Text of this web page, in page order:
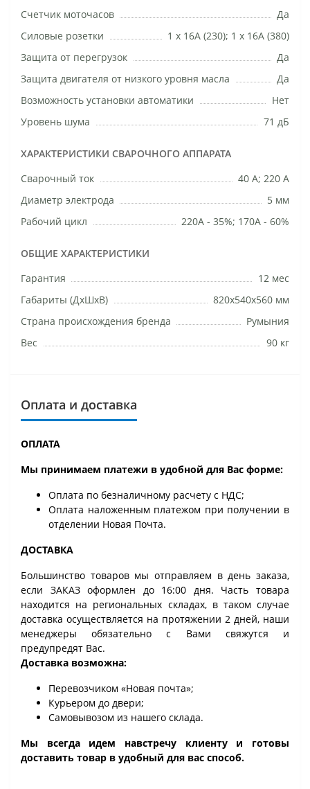
Счетчик моточасов
Да
Силовые розетки
1 х 16А (230); 1 х 16А (380)
Защита от перегрузок
Да
Защита двигателя от низкого уровня масла
Да
Возможность установки автоматики
Нет
Уровень шума
71 дБ
ХАРАКТЕРИСТИКИ СВАРОЧНОГО АППАРАТА
Сварочный ток
40 A; 220 A
Диаметр электрода
5 мм
Рабочий цикл
220A - 35%; 170A - 60%
ОБЩИЕ ХАРАКТЕРИСТИКИ
Гарантия
12 мес
Габариты (ДхШхВ)
820х540х560 мм
Страна происхождения бренда
Румыния
Вес
90 кг
Оплата и доставка
ОПЛАТА
Мы принимаем платежи в удобной для Вас форме:
Оплата по безналичному расчету с НДС;
Оплата наложенным платежом при получении в
отделении Новая Почта.
ДОСТАВКА
Большинство товаров мы отправляем в день заказа,
если ЗАКАЗ оформлен до 16:00 дня. Часть товара
находится на региональных складах, в таком случае
доставка осуществляется на протяжении 2 дней, наши
менеджеры обязательно с Вами свяжутся и
предупредят Вас.
Доставка возможна:
Перевозчиком «Новая почта»;
Курьером до двери;
Самовывозом из нашего склада.
Мы всегда идем навстречу клиенту и готовы
доставить товар в удобный для вас способ.